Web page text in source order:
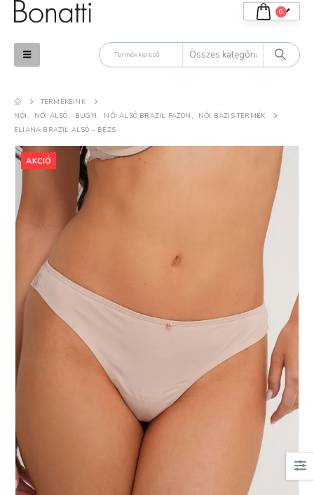
0
TERMÉKEINK
NŐI , NŐI ALSÓ, BUGYI, NŐI ALSÓ BRAZIL FAZON ,
NŐI BÁZIS TERMÉK
ELIANA BRAZIL ALSÓ – BÉZS
AKCIÓ
termékek tényleg
Még csak
próbáltam ki, de
a nyár
K.T.
Minőségi termék. Tetszik,